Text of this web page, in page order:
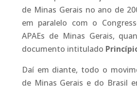
de Minas Gerais no ano de
em paralelo com o
APAEs de Minas Gerais,
documento intitulado
Daí em diante, todo o
de Minas Gerais e do Brasil